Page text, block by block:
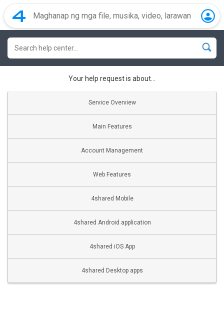
Your help request is about...
Service Overview
Main Features
Account Management
Web Features
4shared Mobile
4shared Android application
4shared iOS App
4shared Desktop apps